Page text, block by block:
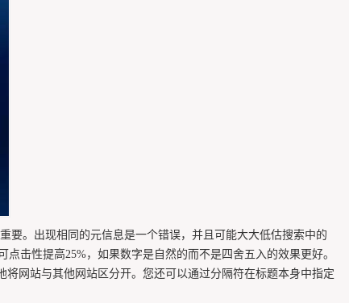
要。出现相同的元信息是一个错误，并且可能大大低估搜索中的
击性提高25%，如果数字是自然的而不是四舍五入的效果更好。
网站与其他网站区分开。您还可以通过分隔符在标题本身中指定